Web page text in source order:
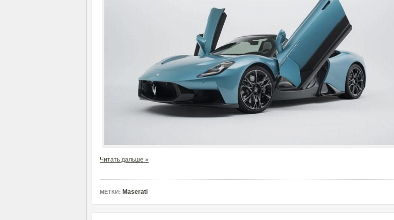
Читать дальше »
МЕТКИ: Maserati